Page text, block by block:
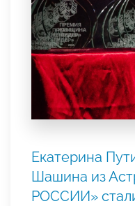
Екатерина
Шашина из
РОССИИ»